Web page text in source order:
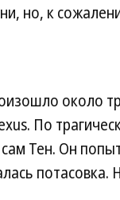
но, к
около
По
Тен. Он